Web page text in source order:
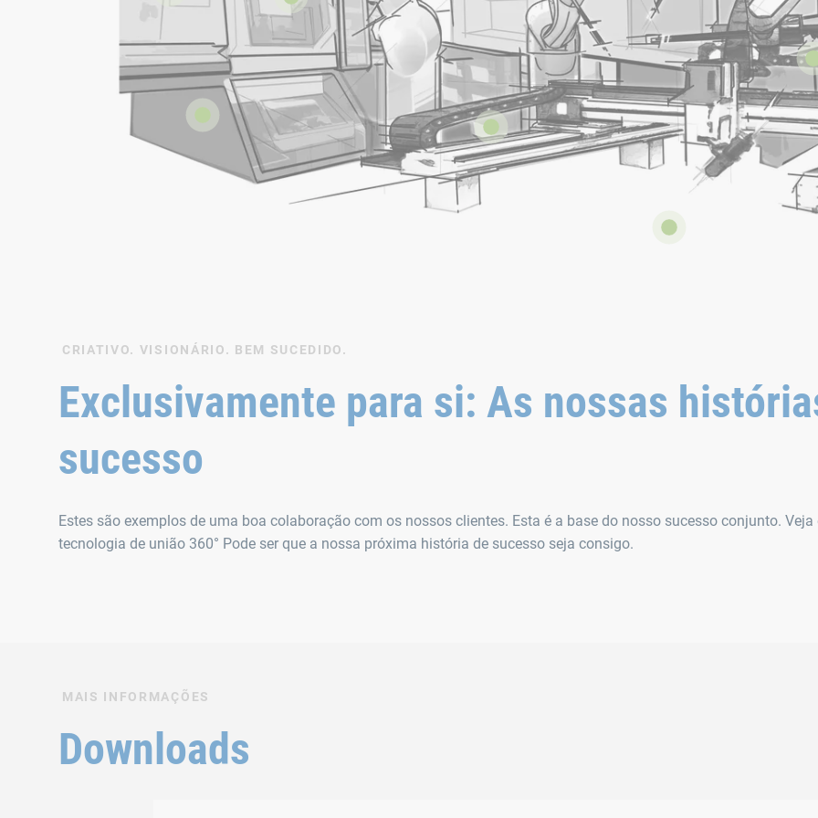
CRIATIVO. VISIONÁRIO. BEM SUCEDIDO.
Exclusivamente para si: As nossas
sucesso
Estes são exemplos de uma boa colaboração com os nossos clientes. Esta é a base do nosso sucesso conjunto.
tecnologia de união 360° Pode ser que a nossa próxima história de sucesso seja consigo.
MAIS INFORMAÇÕES
Downloads